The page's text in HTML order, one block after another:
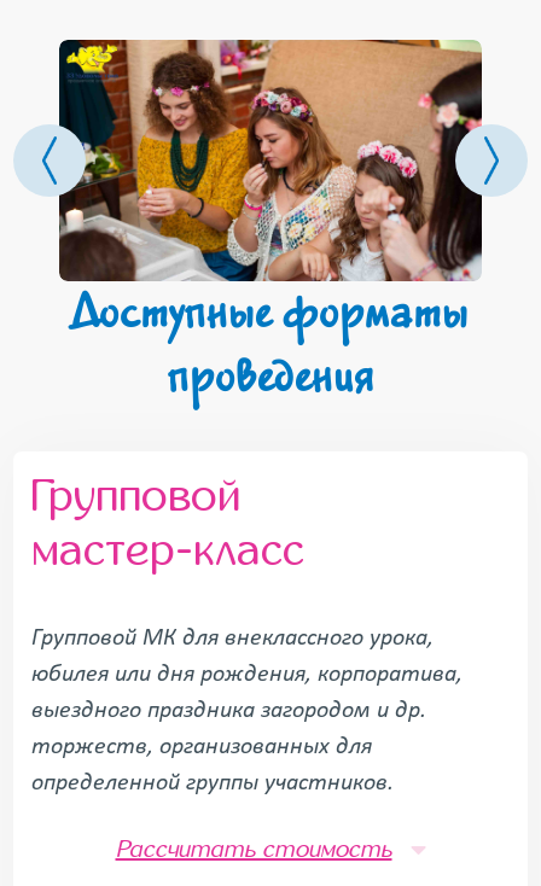
Доступные форматы
проведения
Групповой
мастер-класс
Групповой МК для внеклассного урока,
юбилея или дня рождения, корпоратива,
выездного праздника загородом и др.
торжеств, организованных для
определенной группы участников.
Рассчитать стоимость